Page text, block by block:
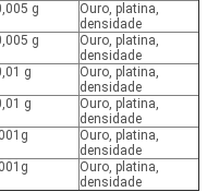
g
Ouro, platina,
densidade
g
Ouro, platina,
densidade
g
Ouro, platina,
densidade
g
Ouro, platina,
densidade
Ouro, platina,
densidade
Ouro, platina,
densidade